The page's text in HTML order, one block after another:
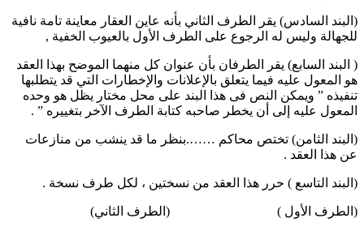
(البند السادس) يقر الطرف الثاني بأنه عاين العقار معاينة تامة نافية
للجهالة وليس له الرجوع على الطرف الأول بالعيوب الخفية ,
( البند السابع) يقر الطرفان بأن عنوان كل منهما الموضح بهذا العقد
هو المعول عليه فيما يتعلق بالإعلانات والإخطارات التي قد يتطلبها
تنفيذه ” ويمكن النص فى هذا البند على محل مختار يظل هو وحده
المعول عليه إلى أن يخطر صاحبه كتابة الطرف الآخر بتغييره ” .
(البند الثامن) تختص محاكم …….بنظر ما قد ينشب من منازعات
عن هذا العقد .
(البند التاسع ) حرر هذا العقد من نسختين ، لكل طرف نسخة .
(الطرف الأول ) (الطرف الثاني)